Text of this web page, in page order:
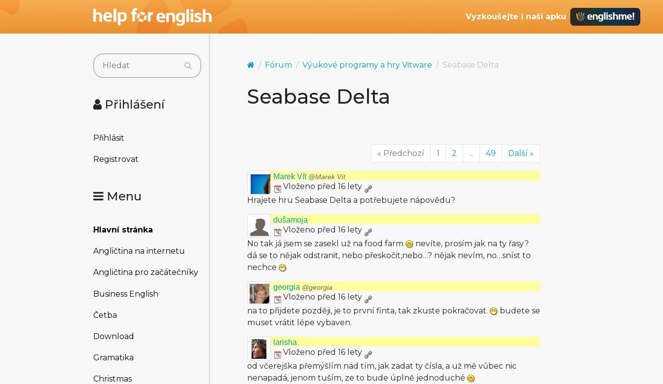
Vyzkoušejte i naši apku
Přihlášení
Přihlásit
Registrovat
Menu
Hlavní stránka
Angličtina na internetu
Angličtina pro začátečníky
Business English
Četba
Download
Gramatika
Christmas
Fórum Výukové programy a hry Vitware Seabase Delta
Seabase Delta
« Předchozí 1 2 ... 49 Další »
Marek Vít @Marek Vít
Vloženo před 16 lety
Hrajete hru Seabase Delta a potřebujete nápovědu?
dušamoja
Vloženo před 16 lety
No tak já jsem se zasekl už na food farm
nevíte, prosím jak na ty řasy?
dá se to nějak odstranit, nebo přeskočit,nebo…? nějak nevím, no…sníst to
nechce
georgia @georgia
Vloženo před 16 lety
na to přijdete později, je to první finta, tak zkuste pokračovat.
budete se
muset vrátit lépe vybaven.
larisha
Vloženo před 16 lety
od včerejška přemýšlím nad tím, jak zadat ty čísla, a už mě vůbec nic
nenapadá, jenom tuším, ze to bude úplně jednoduché